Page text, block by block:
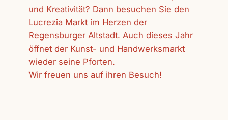
und Kreativität? Dann besuchen Sie den
Lucrezia Markt im Herzen der
Regensburger Altstadt. Auch dieses Jahr
öffnet der Kunst- und Handwerksmarkt
wieder seine Pforten.
Wir freuen uns auf ihren Besuch!